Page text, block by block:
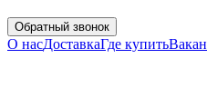
Обратный звонок
О насДоставкаГде купить